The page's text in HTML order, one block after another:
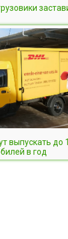
выпускать до
в год